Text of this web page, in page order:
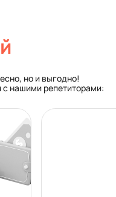
но и выгодно!
с нашими репетиторами: